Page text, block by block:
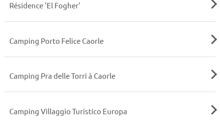
Résidence 'El Fogher'
Camping Porto Felice Caorle
Camping Pra delle Torri à Caorle
Camping Villaggio Turistico Europa